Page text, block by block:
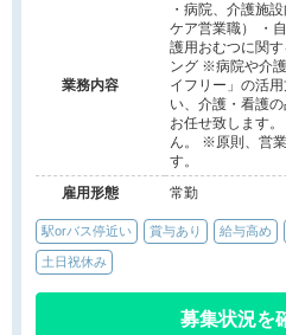
業務内容
・病院、介護施
ケア営業職） ・
護用おむつに関
ング ※病院や介
イフリー」の活
い、介護・看護
お任せ致します
ん。 ※原則、営
す。
雇用形態
常勤
駅orバス停近い 賞与あり 給与高め
土日祝休み
募集状況を